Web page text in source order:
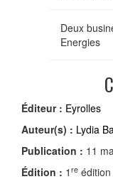
Deux
Energies
Éditeur : Eyrolles
Auteur(s) : Lydia
Publication : 11
Édition : 1 re édition